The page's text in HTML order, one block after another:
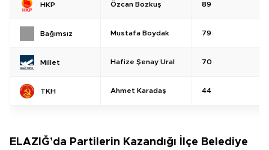
HKP Özcan Bozkuş 89
Bağımsız Mustafa Boydak 79
Millet Hafize Şenay Ural 70
TKH Ahmet Karadaş 44
ELAZIĞ’da Partilerin Kazandığı İlçe Belediye